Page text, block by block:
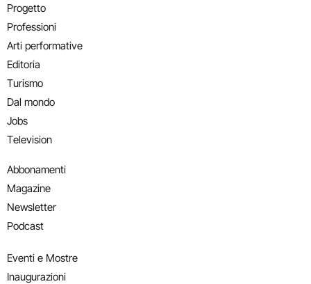
Progetto
Professioni
Arti performative
Editoria
Turismo
Dal mondo
Jobs
Television
Abbonamenti
Magazine
Newsletter
Podcast
Eventi e Mostre
Inaugurazioni